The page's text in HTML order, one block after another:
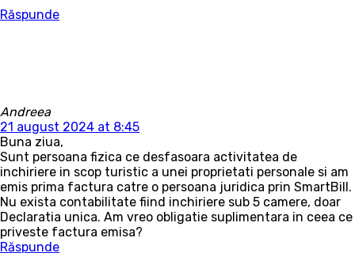
Răspunde
Andreea
21 august 2024 at 8:45
Buna ziua,
Sunt persoana fizica ce desfasoara activitatea de
inchiriere in scop turistic a unei proprietati personale si am
emis prima factura catre o persoana juridica prin SmartBill.
Nu exista contabilitate fiind inchiriere sub 5 camere, doar
Declaratia unica. Am vreo obligatie suplimentara in ceea ce
priveste factura emisa?
Răspunde